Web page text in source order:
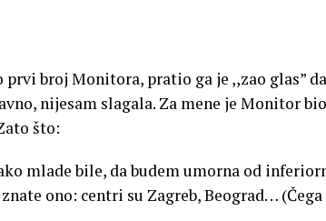
broj Monitora, pratio ga je ,,zao glas”
nijesam slagala. Za mene je Monitor
što:
mlade bile, da budem umorna od
ono: centri su Zagreb, Beograd…